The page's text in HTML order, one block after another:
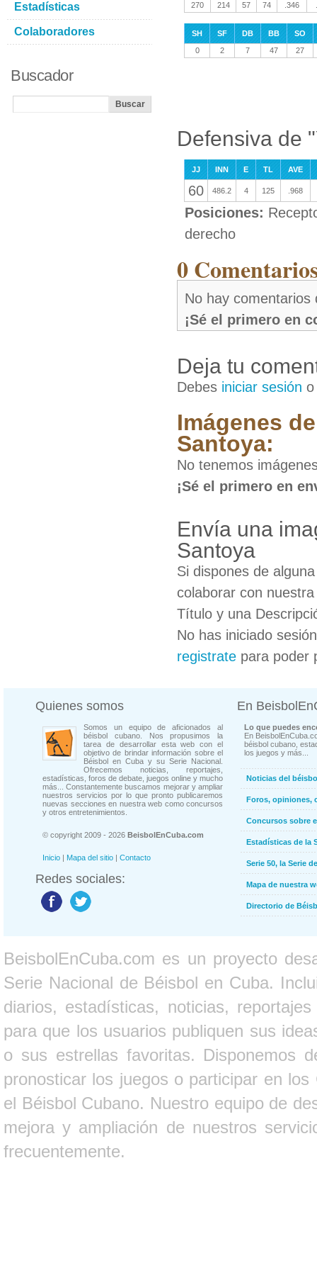
270
214 57 74 .346
SH SF DB BB
SO
0
2 7 47 27
Defensiva de
JJ INN E TL AVE
60 486.2 4 125 .968
Posiciones:
derecho
0
No hay comentarios
¡Sé el primero en
Deja tu
Debes iniciar sesión
Imágenes
Santoya:
No tenemos
¡Sé el primero en
Envía una
Santoya
Si dispones de
colaborar con
Título y una
No has iniciado
registrate para poder
Estadísticas
Colaboradores
Buscador
Quienes somos
Somos un equipo de aficionados al
béisbol cubano. Nos propusimos la
tarea de desarrollar esta web con el
objetivo de brindar información sobre el
Béisbol en Cuba y su Serie Nacional.
Ofrecemos noticias, reportajes,
estadísticas, foros de debate, juegos online y mucho
más... Constantemente buscamos mejorar y ampliar
nuestros servicios por lo que pronto publicaremos
nuevas secciones en nuestra web como concursos
y otros entretenimientos.
© copyright 2009 - 2026 BeisbolEnCuba.com
Inicio | Mapa del sitio | Contacto
Redes sociales:
En
Lo que puedes
En
béisbol cubano,
los juegos y más...
Noticias del
Foros, opiniones,
Concursos sobre
Estadísticas de la
Serie 50, la Serie
Mapa de nuestra
Directorio de
BeisbolEnCuba.com es un proyecto
Serie Nacional de Béisbol en Cuba.
diarios, estadísticas, noticias,
para que los usuarios publiquen sus
o sus estrellas favoritas. Disponemos
pronosticar los juegos o participar en
el Béisbol Cubano. Nuestro equipo de
mejora y ampliación de nuestros
frecuentemente.